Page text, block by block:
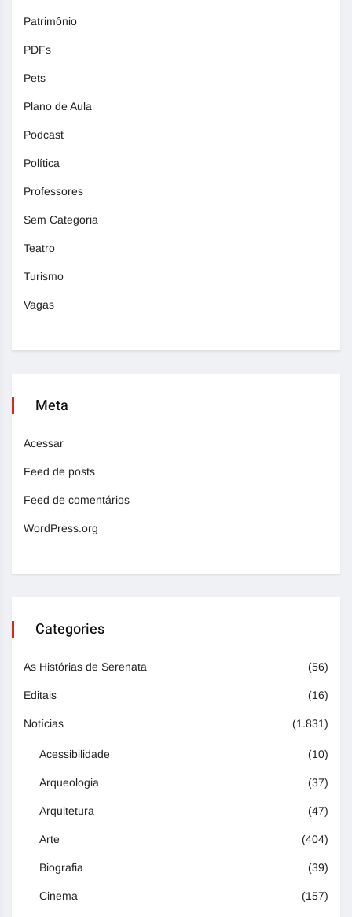
Patrimônio
PDFs
Pets
Plano de Aula
Podcast
Política
Professores
Sem Categoria
Teatro
Turismo
Vagas
Meta
Acessar
Feed de posts
Feed de comentários
WordPress.org
Categories
As Histórias de Serenata (56)
Editais (16)
Notícias (1.831)
Acessibilidade (10)
Arqueologia (37)
Arquitetura (47)
Arte (404)
Biografia (39)
Cinema (157)